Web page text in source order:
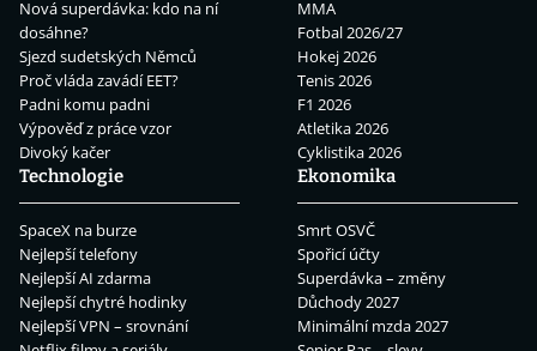
Nová superdávka: kdo na ní
dosáhne?
Sjezd sudetských Němců
Proč vláda zavádí EET?
Padni komu padni
Výpověď z práce vzor
Divoký kačer
MMA
Fotbal 2026/27
Hokej 2026
Tenis 2026
F1 2026
Atletika 2026
Cyklistika 2026
Technologie
SpaceX na burze
Nejlepší telefony
Nejlepší AI zdarma
Nejlepší chytré hodinky
Nejlepší VPN – srovnání
Ekonomika
Smrt OSVČ
Spořicí účty
Superdávka – změny
Důchody 2027
Minimální mzda 2027